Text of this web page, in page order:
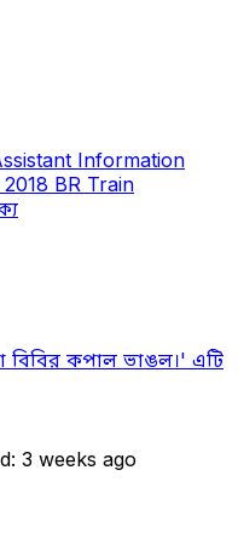
Information
BR Train
বিবির কপাল ভাঙল।' এটি
3 weeks ago